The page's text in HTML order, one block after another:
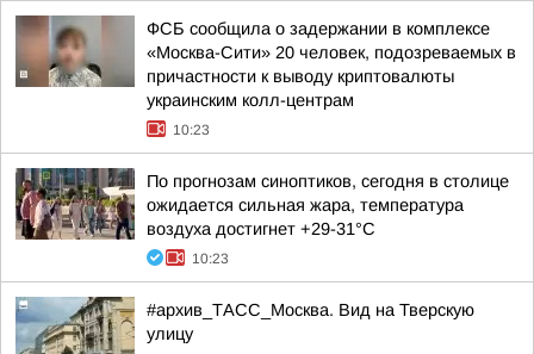
ФСБ сообщила о задержании в комплексе
«Москва-Сити» 20 человек, подозреваемых в
причастности к выводу криптовалюты
украинским колл-центрам
10:23
По прогнозам синоптиков, сегодня в столице
ожидается сильная жара, температура
воздуха достигнет +29-31°С
10:23
#архив_ТАСС_Москва. Вид на Тверскую
улицу